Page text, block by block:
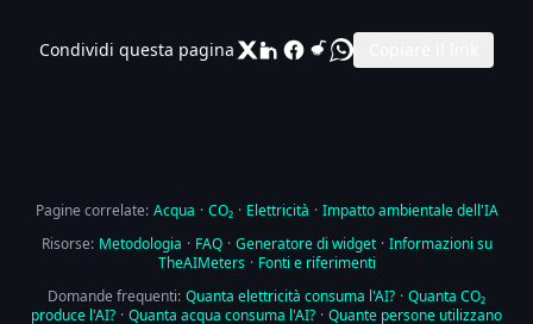
Condividi questa pagina
Pagine correlate: Acqua · CO₂ · Elettricità · Impatto ambientale dell'IA
Risorse: Metodologia · FAQ · Generatore di widget · Informazioni su
TheAIMeters · Fonti e riferimenti
Domande frequenti: Quanta elettricità consuma l'AI? · Quanta CO₂
produce l'AI? · Quanta acqua consuma l'AI? · Quante persone utilizzano